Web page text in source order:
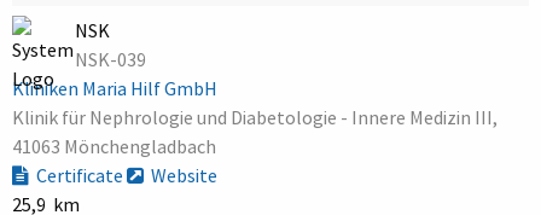
NSK
NSK-039
Kliniken Maria Hilf GmbH
Klinik für Nephrologie und Diabetologie - Innere Medizin III,
41063 Mönchengladbach
Certificate
Website
25,9 km